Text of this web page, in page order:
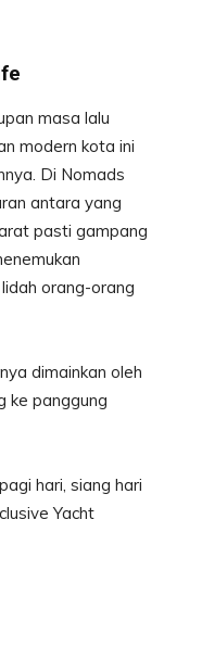
masa lalu
modern kota ini
Di Nomads
antara yang
pasti gampang
orang-orang
dimainkan oleh
ke panggung
hari, siang hari
Yacht